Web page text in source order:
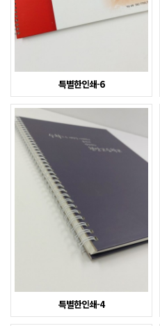
특별한인쇄-6
특별한인쇄-4